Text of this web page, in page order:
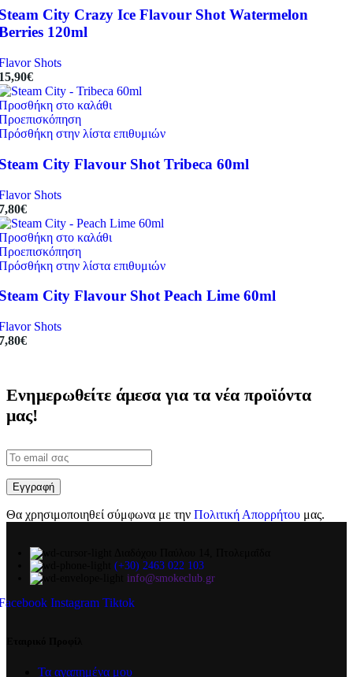
City Crazy Ice Flavour Shot Watermelon
120ml
Shots
€
στο καλάθι
στην λίστα επιθυμιών
City Flavour Shot Tribeca 60ml
Shots
€
στο καλάθι
στην λίστα επιθυμιών
City Flavour Shot Peach Lime 60ml
Shots
€
Ενημερωθείτε άμεσα για τα νέα προϊόντα
μας!
Θα χρησιμοποιηθεί σύμφωνα με την Πολιτική Απορρήτου μας.
(+30) 2463 022 103
info@smokeclub.gr
Instagram Tiktok
Τα αγαπημένα μου